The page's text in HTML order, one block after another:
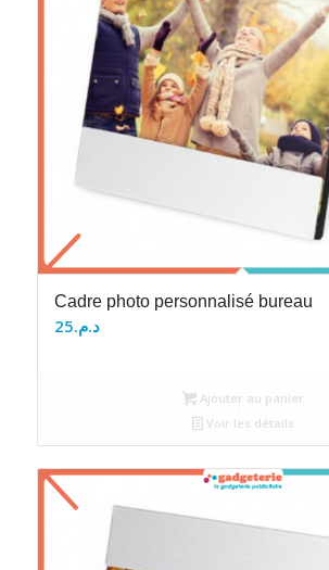
Cadre photo personnalisé bureau
د.م.25
Ajouter au panier
Voir les détails